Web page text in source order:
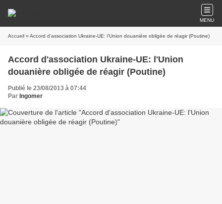
MENU
Accueil » Accord d'association Ukraine-UE: l'Union douanière obligée de réagir (Poutine)
Accord d'association Ukraine-UE: l'Union
douanière obligée de réagir (Poutine)
Publié le 23/08/2013 à 07:44
Par Ingomer